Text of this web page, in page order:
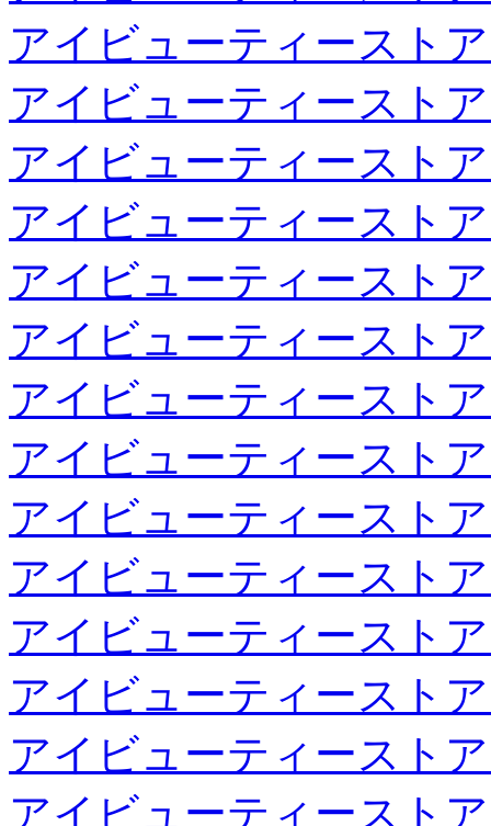
アイビューティースト
アイビューティースト
アイビューティースト
アイビューティースト
アイビューティースト
アイビューティースト
アイビューティースト
アイビューティースト
アイビューティースト
アイビューティースト
アイビューティースト
アイビューティースト
アイビューティースト
アイビューティースト